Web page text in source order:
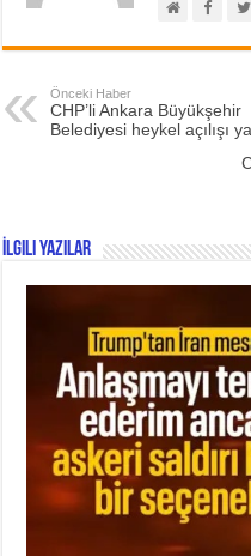
Önceki Haber
CHP’li Ankara Büyükşehir
Belediyesi heykel açılışı
İlgili Yazılar